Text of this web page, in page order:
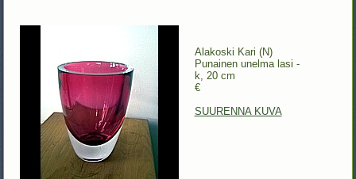
Alakoski Kari (N)
Punainen unelma lasi -
k, 20 cm
€
SUURENNA KUVA